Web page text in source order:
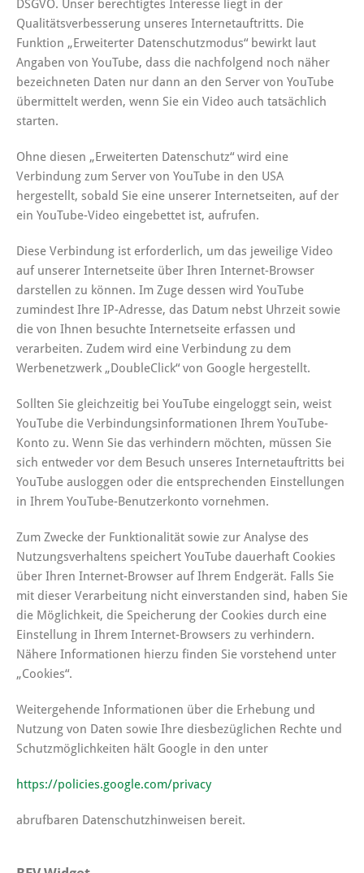
DSGVO. Unser berechtigtes Interesse liegt in der
Qualitätsverbesserung unseres Internetauftritts. Die
Funktion „Erweiterter Datenschutzmodus“ bewirkt laut
Angaben von YouTube, dass die nachfolgend noch näher
bezeichneten Daten nur dann an den Server von YouTube
übermittelt werden, wenn Sie ein Video auch tatsächlich
starten.
Ohne diesen „Erweiterten Datenschutz“ wird eine
Verbindung zum Server von YouTube in den USA
hergestellt, sobald Sie eine unserer Internetseiten, auf der
ein YouTube-Video eingebettet ist, aufrufen.
Diese Verbindung ist erforderlich, um das jeweilige Video
auf unserer Internetseite über Ihren Internet-Browser
darstellen zu können. Im Zuge dessen wird YouTube
zumindest Ihre IP-Adresse, das Datum nebst Uhrzeit sowie
die von Ihnen besuchte Internetseite erfassen und
verarbeiten. Zudem wird eine Verbindung zu dem
Werbenetzwerk „DoubleClick“ von Google hergestellt.
Sollten Sie gleichzeitig bei YouTube eingeloggt sein, weist
YouTube die Verbindungsinformationen Ihrem YouTube-
Konto zu. Wenn Sie das verhindern möchten, müssen Sie
sich entweder vor dem Besuch unseres Internetauftritts bei
YouTube ausloggen oder die entsprechenden Einstellungen
in Ihrem YouTube-Benutzerkonto vornehmen.
Zum Zwecke der Funktionalität sowie zur Analyse des
Nutzungsverhaltens speichert YouTube dauerhaft Cookies
über Ihren Internet-Browser auf Ihrem Endgerät. Falls Sie
mit dieser Verarbeitung nicht einverstanden sind, haben Sie
die Möglichkeit, die Speicherung der Cookies durch eine
Einstellung in Ihrem Internet-Browsers zu verhindern.
Nähere Informationen hierzu finden Sie vorstehend unter
„Cookies“.
Weitergehende Informationen über die Erhebung und
Nutzung von Daten sowie Ihre diesbezüglichen Rechte und
Schutzmöglichkeiten hält Google in den unter
https://policies.google.com/privacy
abrufbaren Datenschutzhinweisen bereit.